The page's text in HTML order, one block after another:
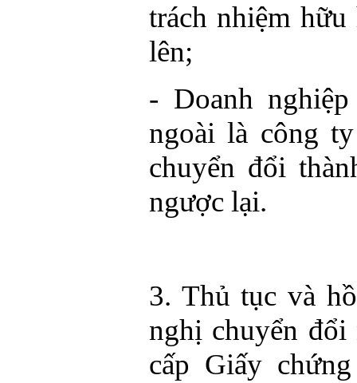
trách nhiệm
lên;
- Doanh
ngoài là công
chuyển đổi
ngược lại.
3. Thủ tục và
nghị chuyển
cấp Giấy